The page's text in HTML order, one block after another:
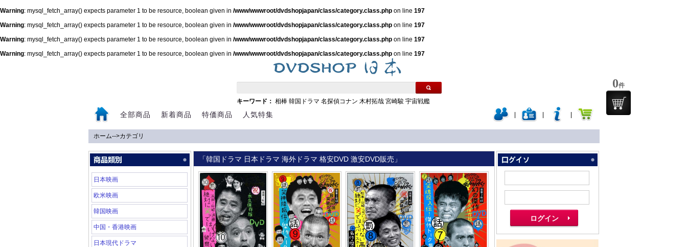
Warning: mysql_fetch_array() expects parameter 1 to be resource, boolean given in /www/wwwroot/dvdshopjapan/class/category.class.php on line 197
Warning: mysql_fetch_array() expects parameter 1 to be resource, boolean given in /www/wwwroot/dvdshopjapan/class/category.class.php on line 197
Warning: mysql_fetch_array() expects parameter 1 to be resource, boolean given in /www/wwwroot/dvdshopjapan/class/category.class.php on line 197
Warning: mysql_fetch_array() expects parameter 1 to be resource, boolean given in /www/wwwroot/dvdshopjapan/class/category.class.php on line 197
キーワード： 相棒 韓国ドラマ 名探偵コナン 木村拓哉 宮崎駿 宇宙戦艦
全部商品 新着商品 特価商品 人気特集
ホーム-->カテゴリ
日本映画
欧米映画
韓国映画
中国・香港映画
日本現代ドラマ
「韓国ドラマ 日本ドラマ 海外ドラマ 格安DVD 激安DVD販売」
0件